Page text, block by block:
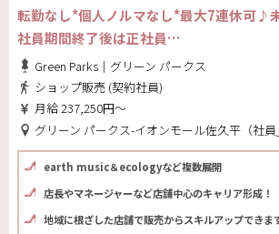
転勤なし*個人ノルマなし*最大7連休可♪
社員期間終了後は正社員…
Green Parks｜グリーン パークス
ショップ販売 (契約社員)
月給 237,250円～
グリーン パークス-イオンモール佐久平（社員_1581）(長
earth music＆ecologyなど複数展開
店長やマネージャーなど店舗中心のキャリア形成！
地域に根ざした店舗で販売からスキルアップできま